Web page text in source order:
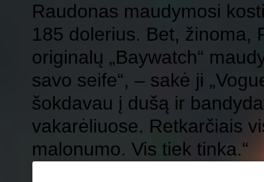
Raudonas maudymosi
185 dolerius. Bet, žinoma,
originalų „Baywatch“
savo seife“, – sakė ji
šokdavau į dušą ir
vakarėliuose. Retkarčiais
malonumo. Vis tiek tinka.“